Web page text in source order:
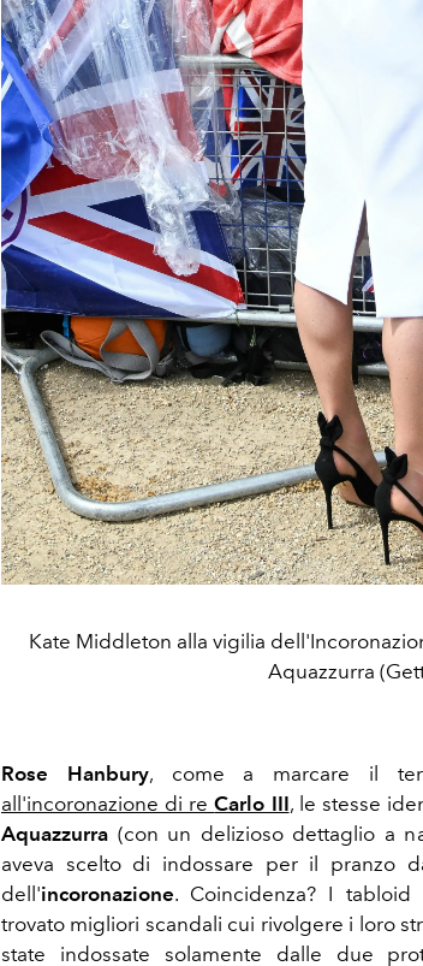
Kate Middleton alla vigilia
Aquazzurra
Rose Hanbury, come a marcare il
all'incoronazione di reCarlo III, le stesse
Aquazzurra (con un delizioso dettaglio a
aveva scelto di indossare per il pranzo
dell'incoronazione. Coincidenza? I
trovato migliori scandali cui rivolgere i loro
state indossate solamente dalle due